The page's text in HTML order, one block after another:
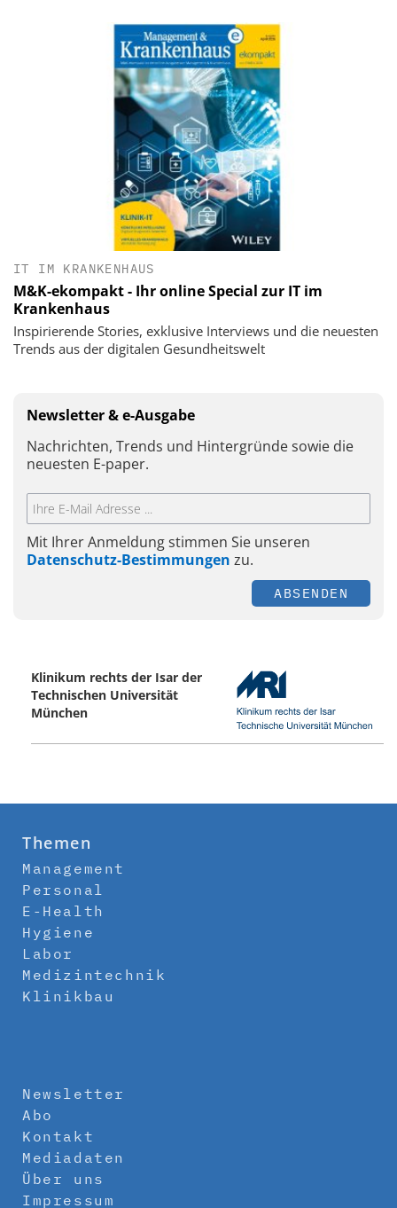
IT IM KRANKENHAUS
M&K-ekompakt - Ihr online Special zur IT im
Krankenhaus
Inspirierende Stories, exklusive Interviews und die neuesten
Trends aus der digitalen Gesundheitswelt
Newsletter & e-Ausgabe
Nachrichten, Trends und Hintergründe sowie die
neuesten E-paper.
Mit Ihrer Anmeldung stimmen Sie unseren
Datenschutz-Bestimmungen zu.
ABSENDEN
Klinikum rechts der Isar der
Technischen Universität
München
Themen
Management
Personal
E-Health
Hygiene
Labor
Medizintechnik
Klinikbau
Newsletter
Abo
Kontakt
Mediadaten
Über uns
Impressum